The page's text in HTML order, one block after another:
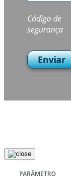
Código de
segurança
Enviar
PARÂMETRO